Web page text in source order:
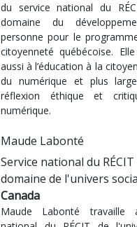
du service national du
domaine du
personne pour le
citoyenneté québécoise. Elle
aussi à l’éducation à la
du numérique et plus
réflexion éthique et
numérique.
Maude Labonté
Service national du RÉCIT
domaine de l'univers
Canada
Maude Labonté travaille